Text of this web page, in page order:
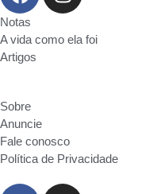
Notas
A vida como ela foi
Artigos
Sobre
Anuncie
Fale conosco
Política de Privacidade